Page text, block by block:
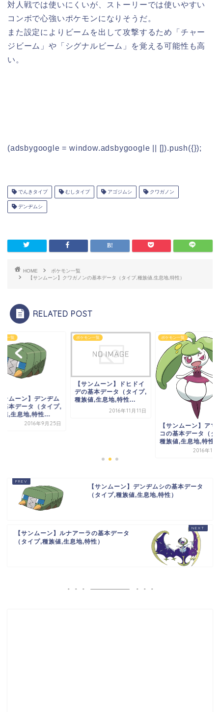
対人戦では使いにくいが、ストーリーでは使いやすい
コンボで心強いポケモンになりそうだ。
また設定によりビームを出して攻撃するため「チャー
ジビーム」や「シグナルビーム」を覚える可能性も高
い。
(adsbygoogle = window.adsbygoogle || []).push({});
でんきタイプ むしタイプ アゴジムシ クワガノン
デンヂムシ
HOME
ポケモン一覧
【サンムーン】クワガノンの基本データ（タイプ,種族値,生息地,特性）
RELATED POST
ン一覧
ンムーン】デンヂム
基本データ（タイプ,
値,生息地,特性...
2016年9月25日
ポケモン一覧
【サンムーン】ドヒドイ
デの基本データ（タイプ,
種族値,生息地,特性...
2016年11月11日
ポケモン一覧
【サンムーン】アマ
コの基本データ（タ
種族値,生息地,特性...
2016年10
【サンムーン】デンヂムシの基本データ
（タイプ,種族値,生息地,特性）
【サンムーン】ルナアーラの基本データ
（タイプ,種族値,生息地,特性）